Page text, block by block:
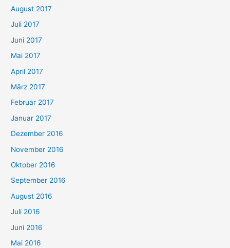
August 2017
Juli 2017
Juni 2017
Mai 2017
April 2017
März 2017
Februar 2017
Januar 2017
Dezember 2016
November 2016
Oktober 2016
September 2016
August 2016
Juli 2016
Juni 2016
Mai 2016